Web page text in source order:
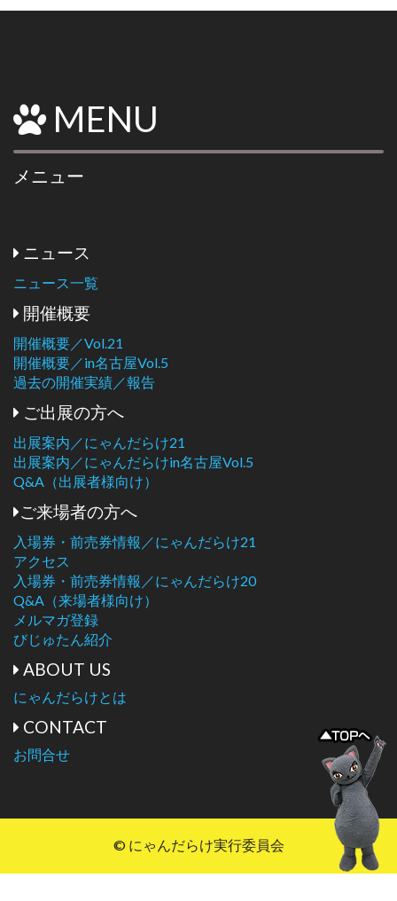
MENU
メニュー
ニュース
ニュース一覧
開催概要
開催概要／Vol.21
開催概要／in名古屋Vol.5
過去の開催実績／報告
ご出展の方へ
出展案内／にゃんだらけ21
出展案内／にゃんだらけin名古屋Vol.5
Q&A（出展者様向け）
ご来場者の方へ
入場券・前売券情報／にゃんだらけ21
アクセス
入場券・前売券情報／にゃんだらけ20
Q&A（来場者様向け）
メルマガ登録
びじゅたん紹介
ABOUT US
にゃんだらけとは
CONTACT
お問合せ
© にゃんだらけ実行委員会